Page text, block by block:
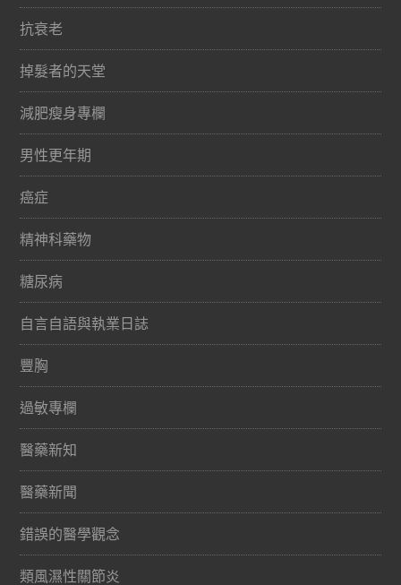
抗衰老
掉髮者的天堂
減肥瘦身專欄
男性更年期
癌症
精神科藥物
糖尿病
自言自語與執業日誌
豐胸
過敏專欄
醫藥新知
醫藥新聞
錯誤的醫學觀念
類風濕性關節炎